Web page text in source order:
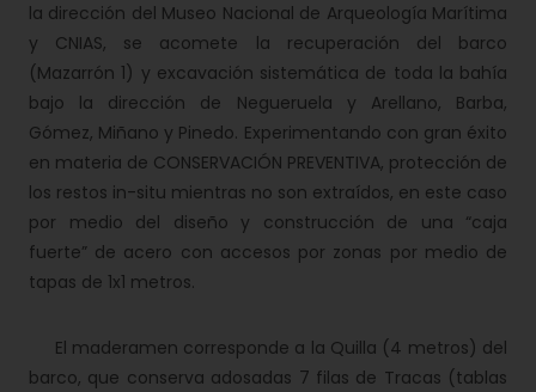
la dirección del Museo Nacional de Arqueología Marítima
y CNIAS, se acomete la recuperación del barco
(Mazarrón 1) y excavación sistemática de toda la bahía
bajo la dirección de Negueruela y Arellano, Barba,
Gómez, Miñano y Pinedo. Experimentando con gran éxito
en materia de CONSERVACIÓN PREVENTIVA, protección de
los restos in-situ mientras no son extraídos, en este caso
por medio del diseño y construcción de una “caja
fuerte” de acero con accesos por zonas por medio de
tapas de 1x1 metros.
El maderamen corresponde a la Quilla (4 metros) del
barco, que conserva adosadas 7 filas de Tracas (tablas